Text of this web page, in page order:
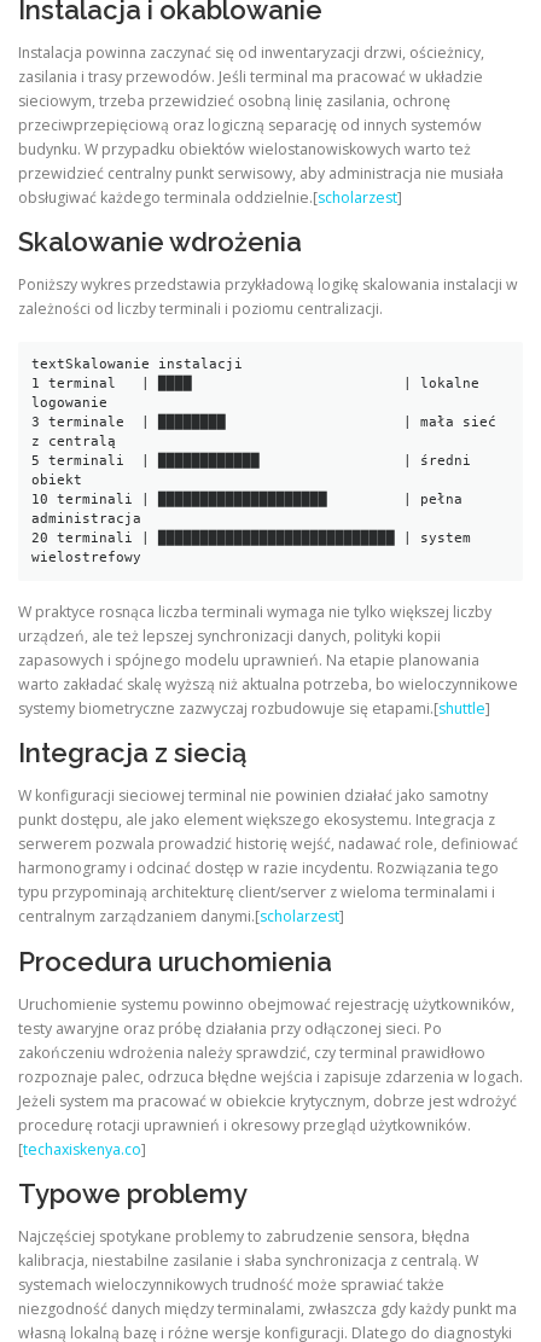
Instalacja i okablowanie
Instalacja powinna zaczynać się od inwentaryzacji drzwi, ościeżnicy,
zasilania i trasy przewodów. Jeśli terminal ma pracować w układzie
sieciowym, trzeba przewidzieć osobną linię zasilania, ochronę
przeciwprzepięciową oraz logiczną separację od innych systemów
budynku. W przypadku obiektów wielostanowiskowych warto też
przewidzieć centralny punkt serwisowy, aby administracja nie musiała
obsługiwać każdego terminala oddzielnie.[scholarzest]
Skalowanie wdrożenia
Poniższy wykres przedstawia przykładową logikę skalowania instalacji w
zależności od liczby terminali i poziomu centralizacji.
textSkalowanie instalacji
1 terminal   | ████                         | lokalne
logowanie
3 terminale  | ████████                     | mała sieć
z centralą
5 terminali  | ████████████                 | średni
obiekt
10 terminali | ████████████████████         | pełna
administracja
20 terminali | ████████████████████████████ | system
wielostrefowy
W praktyce rosnąca liczba terminali wymaga nie tylko większej liczby
urządzeń, ale też lepszej synchronizacji danych, polityki kopii
zapasowych i spójnego modelu uprawnień. Na etapie planowania
warto zakładać skalę wyższą niż aktualna potrzeba, bo wieloczynnikowe
systemy biometryczne zazwyczaj rozbudowuje się etapami.[shuttle]
Integracja z siecią
W konfiguracji sieciowej terminal nie powinien działać jako samotny
punkt dostępu, ale jako element większego ekosystemu. Integracja z
serwerem pozwala prowadzić historię wejść, nadawać role, definiować
harmonogramy i odcinać dostęp w razie incydentu. Rozwiązania tego
typu przypominają architekturę client/server z wieloma terminalami i
centralnym zarządzaniem danymi.[scholarzest]
Procedura uruchomienia
Uruchomienie systemu powinno obejmować rejestrację użytkowników,
testy awaryjne oraz próbę działania przy odłączonej sieci. Po
zakończeniu wdrożenia należy sprawdzić, czy terminal prawidłowo
rozpoznaje palec, odrzuca błędne wejścia i zapisuje zdarzenia w logach.
Jeżeli system ma pracować w obiekcie krytycznym, dobrze jest wdrożyć
procedurę rotacji uprawnień i okresowy przegląd użytkowników.
[techaxiskenya.co]
Typowe problemy
Najczęściej spotykane problemy to zabrudzenie sensora, błędna
kalibracja, niestabilne zasilanie i słaba synchronizacja z centralą. W
systemach wieloczynnikowych trudność może sprawiać także
niezgodność danych między terminalami, zwłaszcza gdy każdy punkt ma
własną lokalną bazę i różne wersje konfiguracji. Dlatego do diagnostyki